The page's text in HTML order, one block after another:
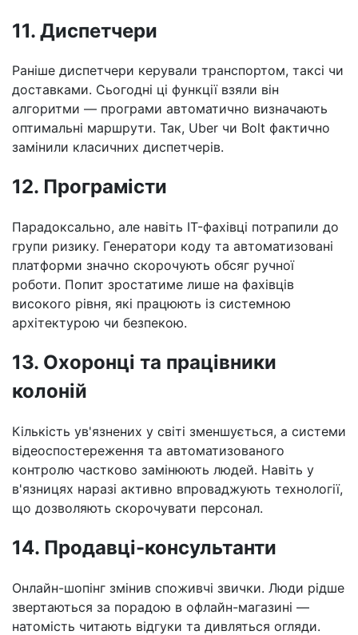
11. Диспетчери
Раніше диспетчери керували транспортом, таксі чи
доставками. Сьогодні ці функції взяли він
алгоритми — програми автоматично визначають
оптимальні маршрути. Так, Uber чи Bolt фактично
замінили класичних диспетчерів.
12. Програмісти
Парадоксально, але навіть IT-фахівці потрапили до
групи ризику. Генератори коду та автоматизовані
платформи значно скорочують обсяг ручної
роботи. Попит зростатиме лише на фахівців
високого рівня, які працюють із системною
архітектурою чи безпекою.
13. Охоронці та працівники
колоній
Кількість ув'язнених у світі зменшується, а системи
відеоспостереження та автоматизованого
контролю частково замінюють людей. Навіть у
в'язницях наразі активно впроваджують технології,
що дозволяють скорочувати персонал.
14. Продавці-консультанти
Онлайн-шопінг змінив споживчі звички. Люди рідше
звертаються за порадою в офлайн-магазині —
натомість читають відгуки та дивляться огляди.